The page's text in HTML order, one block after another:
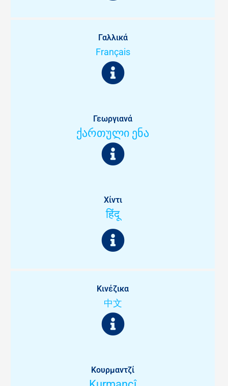
Γαλλικά
Français
Γεωργιανά
ქართული ენა
Χίντι
हिंदू
Κινέζικα
中文
Κουρμαντζί